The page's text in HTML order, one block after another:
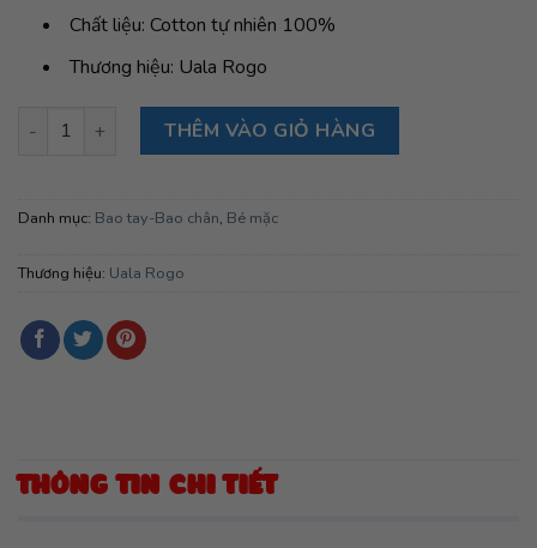
Chất liệu: Cotton tự nhiên 100%
Thương hiệu: Uala Rogo
Uala Rogo-Set bao tay chân-Xám số lượng
THÊM VÀO GIỎ HÀNG
Danh mục: Bao tay-Bao chân, Bé mặc
Thương hiệu: Uala Rogo
THÔNG TIN CHI TIẾT